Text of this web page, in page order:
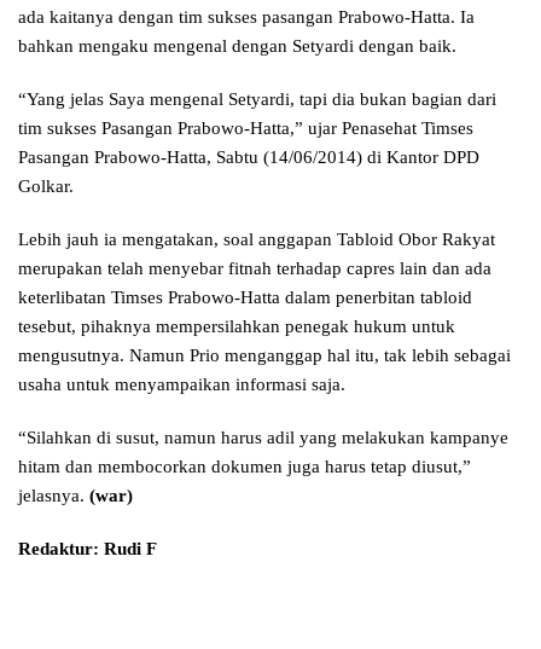
ada kaitanya dengan tim sukses pasangan Prabowo-Hatta. Ia
bahkan mengaku mengenal dengan Setyardi dengan baik.
“Yang jelas Saya mengenal Setyardi, tapi dia bukan bagian dari
tim sukses Pasangan Prabowo-Hatta,” ujar Penasehat Timses
Pasangan Prabowo-Hatta, Sabtu (14/06/2014) di Kantor DPD
Golkar.
Lebih jauh ia mengatakan, soal anggapan Tabloid Obor Rakyat
merupakan telah menyebar fitnah terhadap capres lain dan ada
keterlibatan Timses Prabowo-Hatta dalam penerbitan tabloid
tesebut, pihaknya mempersilahkan penegak hukum untuk
mengusutnya. Namun Prio menganggap hal itu, tak lebih sebagai
usaha untuk menyampaikan informasi saja.
“Silahkan di susut, namun harus adil yang melakukan kampanye
hitam dan membocorkan dokumen juga harus tetap diusut,”
jelasnya. (war)
Redaktur: Rudi F